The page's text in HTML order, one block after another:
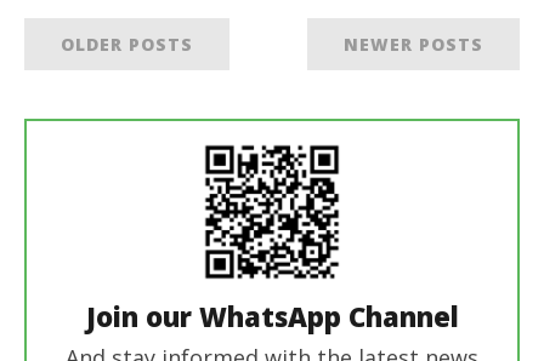
OLDER POSTS NEWER POSTS
Join our WhatsApp Channel